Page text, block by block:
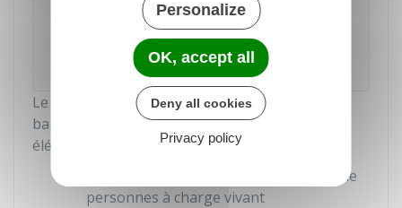
Accéder au Simulateur
Caisse nationale des allocations familiales (Cnaf)
Le montant de l'ALF est calculé en fonction de
barèmes qui prennent en considération les
éléments suivants :
Votre situation familiale et le nombre de
personnes à charge vivant
Personalize
OK, accept all
Deny all cookies
Privacy policy